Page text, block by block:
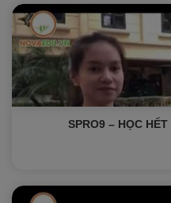
SPRO9 – HỌC